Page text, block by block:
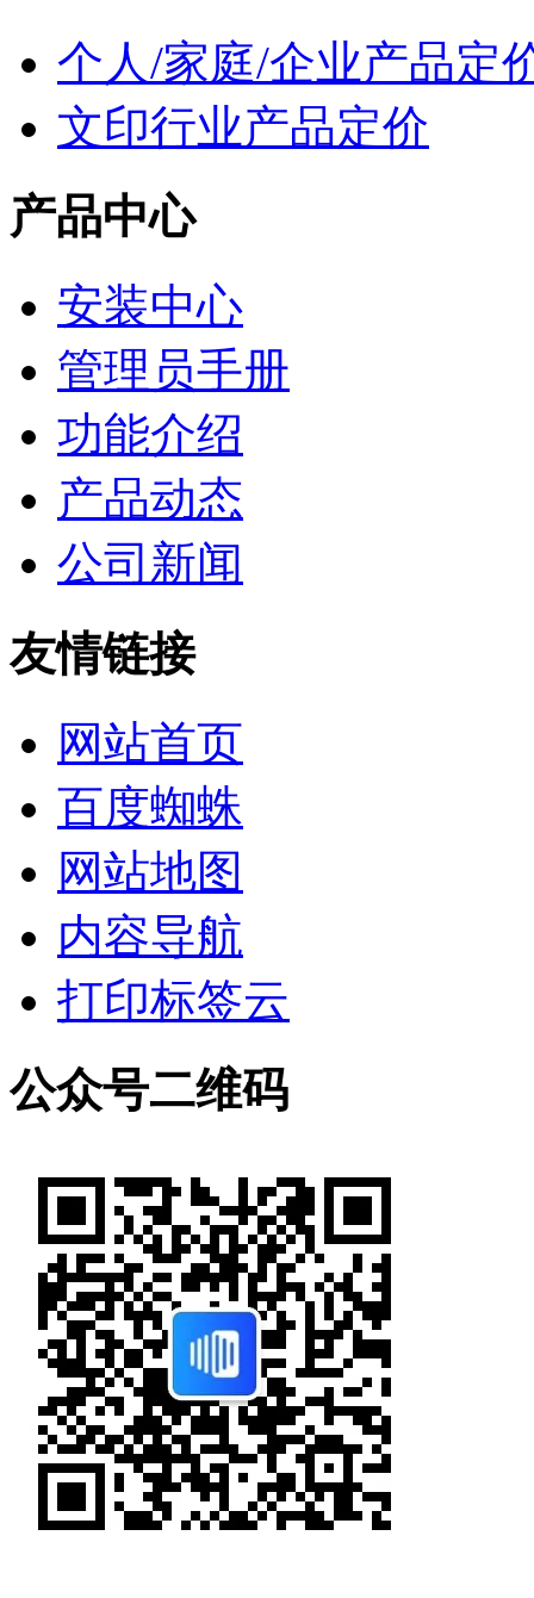
个人/家庭/企业产品定
文印行业产品定价
产品中心
安装中心
管理员手册
功能介绍
产品动态
公司新闻
友情链接
网站首页
百度蜘蛛
网站地图
内容导航
打印标签云
公众号二维码